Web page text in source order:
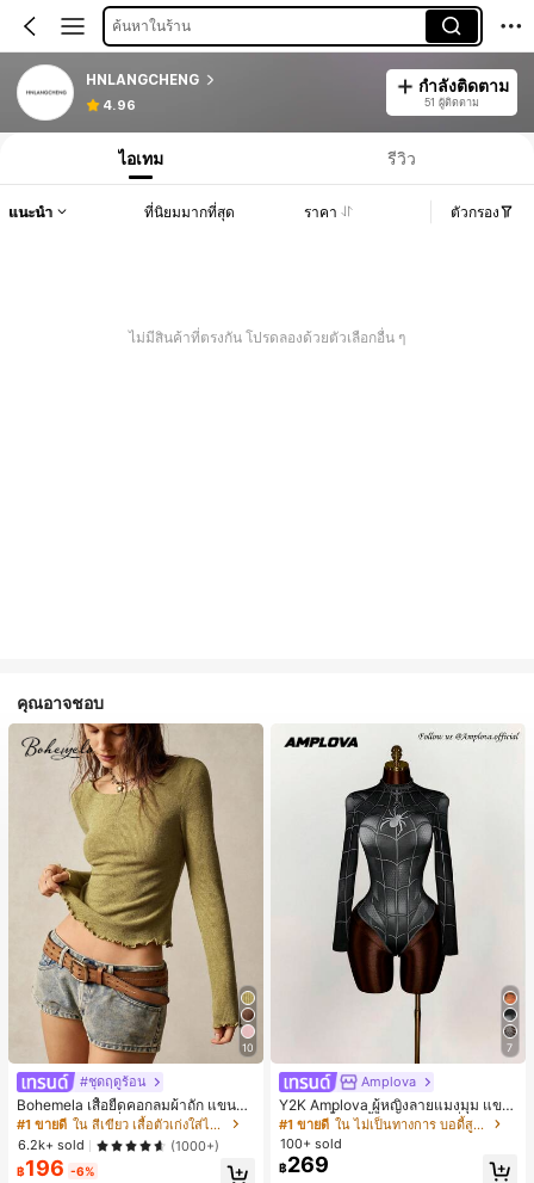
ค้นหาในร้าน
HNLANGCHENG
4.96
กำลังติดตาม
51 ผู้ติดตาม
ไอเทม รีวิว
แนะนำ ที่นิยมมากที่สุด ราคา ตัวกรอง
ไม่มีสินค้าที่ตรงกัน โปรดลองด้วยตัวเลือกอื่น ๆ
คุณอาจชอบ
10
#ชุดฤดูร้อน
Bohemela เสื้อยืดคอกลมผ้าถัก แขนยา
ว สีเรียบ ใช้งานทั่วไป สำหรับผู้หญิง
#1 ขายดี
ใน สีเขียว เสื้อตัวเก่งใส่ได้ทุกวัน
6.2k+ sold
(1000+)
฿196 -6%
7
Amplova
Y2K Amplova ผู้หญิงลายแมงมุม แขน
ยาว คอตั้ง บอดี้สูท, สไตล์แฟชั่นดาร์ก
บอดี้สูทผู้หญิง บอดี้สูทฮาโลวีน บอดี้สูท
ลายใยแมงมุม
#1 ขายดี
ใน ไม่เป็นทางการ บอดี้สูทผู้หญิง
100+ sold
฿269